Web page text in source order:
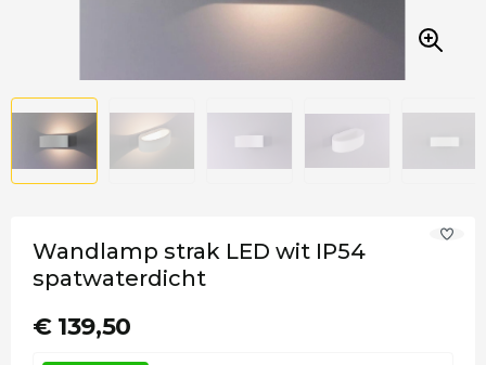
Wandlamp strak LED wit IP54
spatwaterdicht
€ 139,50